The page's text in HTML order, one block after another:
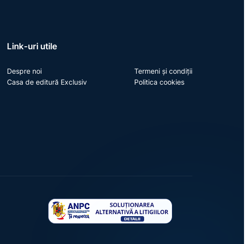
Link-uri utile
Despre noi
Casa de editură Exclusiv
Termeni și condiții
Politica cookies